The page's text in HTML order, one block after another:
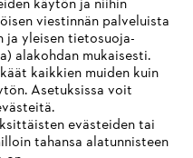
Impressum
NICHT
nicht unterstützen. Für
empfehlen wir Ihnen, zu
käytön ja niihin
viestinnän palveluista
ja yleisen tietosuoja-
alakohdan mukaisesti.
kaikkien muiden kuin
Asetuksissa voit
evästeiden tai
tahansa alatunnisteen